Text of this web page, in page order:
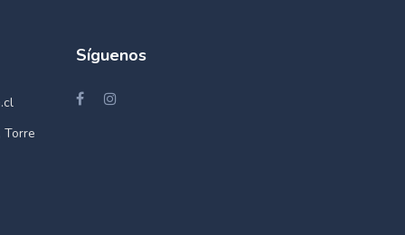
Torre
Síguenos